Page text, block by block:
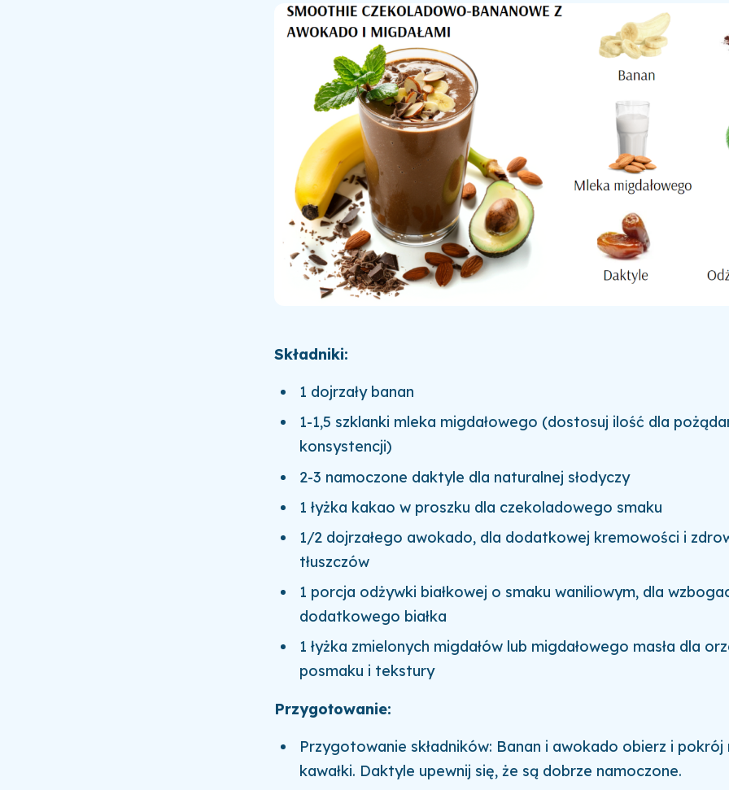
Składniki:
1 dojrzały banan
1-1,5 szklanki mleka migdałowego (dostosuj ilość dla
konsystencji)
2-3 namoczone daktyle dla naturalnej słodyczy
1 łyżka kakao w proszku dla czekoladowego smaku
1/2 dojrzałego awokado, dla dodatkowej kremowości i
tłuszczów
1 porcja odżywki białkowej o smaku waniliowym, dla
dodatkowego białka
1 łyżka zmielonych migdałów lub migdałowego masła dla
posmaku i tekstury
Przygotowanie:
Przygotowanie składników: Banan i awokado obierz i pokrój
kawałki. Daktyle upewnij się, że są dobrze namoczone.